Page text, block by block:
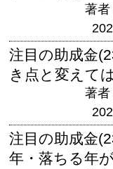
著者
注目の助成金
き点と変えて
著者
注目の助成金
年・落ちる年